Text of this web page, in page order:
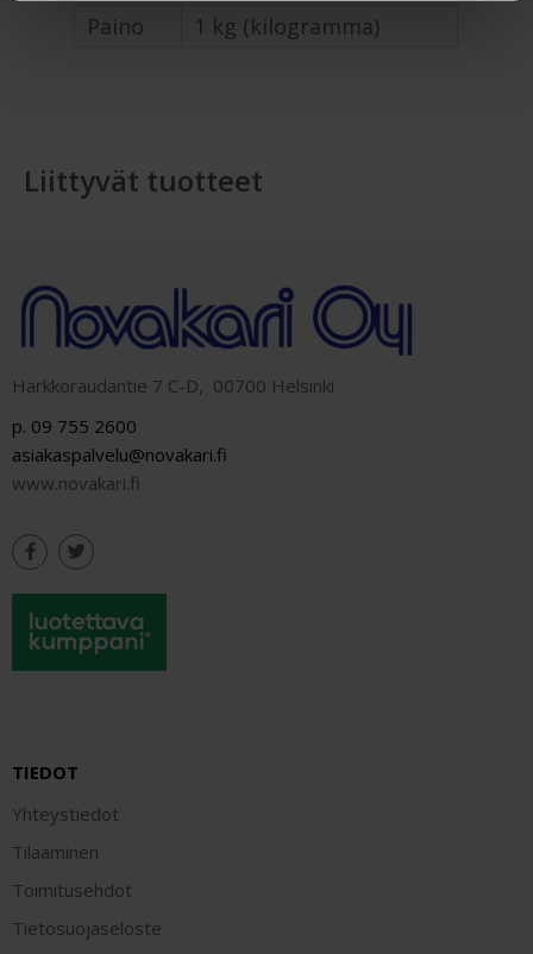
Paino 1 kg (kilogramma)
Liittyvät tuotteet
Harkkoraudantie 7 C-D, 00700 Helsinki
p. 09 755 2600
asiakaspalvelu@novakari.fi
www.novakari.fi
TIEDOT
Yhteystiedot
Tilaaminen
Toimitusehdot
Tietosuojaseloste